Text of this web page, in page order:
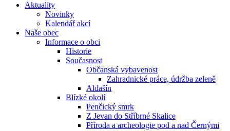
Aktuality
Novinky
Kalendář akcí
Naše obec
Informace o obci
Historie
Současnost
Občanská vybavenost
Zahradnické práce, údržba zeleně
Aldašín
Blízké okolí
Penčický smrk
Z Jevan do Stříbrné Skalice
Příroda a archeologie pod a nad Černými